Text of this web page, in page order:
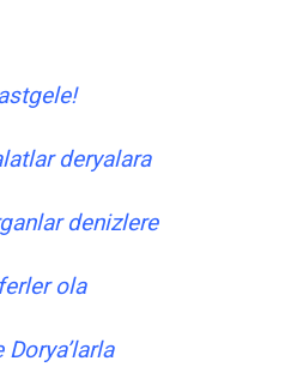
deryalara
denizlere
ola
Dorya’larla